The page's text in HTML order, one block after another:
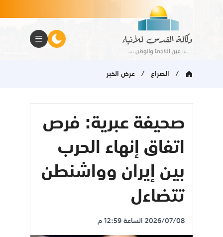
/ الصراع / عرض الخبر
صحيفة عبرية: فرص
اتفاق إنهاء الحرب
بين إيران وواشنطن
تتضاءل
2026/07/08 الساعة 12:59 م